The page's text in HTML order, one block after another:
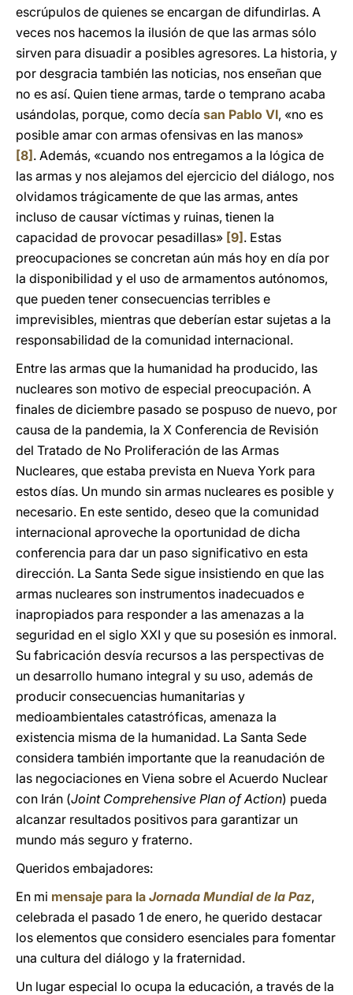
escrúpulos de quienes se encargan de difundirlas. A
veces nos hacemos la ilusión de que las armas sólo
sirven para disuadir a posibles agresores. La historia, y
por desgracia también las noticias, nos enseñan que
no es así. Quien tiene armas, tarde o temprano acaba
usándolas, porque, como decía san Pablo VI, «no es
posible amar con armas ofensivas en las manos»
[8] . Además, «cuando nos entregamos a la lógica de
las armas y nos alejamos del ejercicio del diálogo, nos
olvidamos trágicamente de que las armas, antes
incluso de causar víctimas y ruinas, tienen la
capacidad de provocar pesadillas» [9] . Estas
preocupaciones se concretan aún más hoy en día por
la disponibilidad y el uso de armamentos autónomos,
que pueden tener consecuencias terribles e
imprevisibles, mientras que deberían estar sujetas a la
responsabilidad de la comunidad internacional.
Entre las armas que la humanidad ha producido, las
nucleares son motivo de especial preocupación. A
finales de diciembre pasado se pospuso de nuevo, por
causa de la pandemia, la X Conferencia de Revisión
del Tratado de No Proliferación de las Armas
Nucleares, que estaba prevista en Nueva York para
estos días. Un mundo sin armas nucleares es posible y
necesario. En este sentido, deseo que la comunidad
internacional aproveche la oportunidad de dicha
conferencia para dar un paso significativo en esta
dirección. La Santa Sede sigue insistiendo en que las
armas nucleares son instrumentos inadecuados e
inapropiados para responder a las amenazas a la
seguridad en el siglo XXI y que su posesión es inmoral.
Su fabricación desvía recursos a las perspectivas de
un desarrollo humano integral y su uso, además de
producir consecuencias humanitarias y
medioambientales catastróficas, amenaza la
existencia misma de la humanidad. La Santa Sede
considera también importante que la reanudación de
las negociaciones en Viena sobre el Acuerdo Nuclear
con Irán (Joint Comprehensive Plan of Action) pueda
alcanzar resultados positivos para garantizar un
mundo más seguro y fraterno.
Queridos embajadores:
En mi mensaje para la Jornada Mundial de la Paz,
celebrada el pasado 1 de enero, he querido destacar
los elementos que considero esenciales para fomentar
una cultura del diálogo y la fraternidad.
Un lugar especial lo ocupa la educación, a través de la